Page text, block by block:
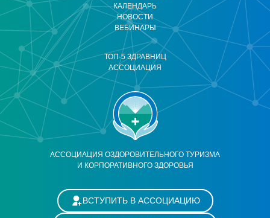
АССОЦИАЦИЯ ОЗДОРОВИТЕЛЬНОГО ТУРИЗМА
И КОРПОРАТИВНОГО ЗДОРОВЬЯ
КАЛЕНДАРЬ
НОВОСТИ
ВЕБИНАРЫ
ТОП-5 ЗДРАВНИЦ
АССОЦИАЦИЯ
ВСТУПИТЬ В АССОЦИАЦИЮ